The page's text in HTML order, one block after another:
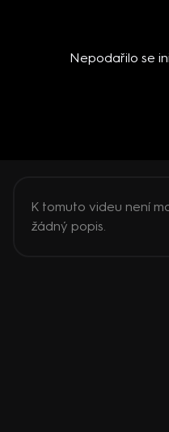
Nepodařilo se
K tomuto videu není
žádný popis.